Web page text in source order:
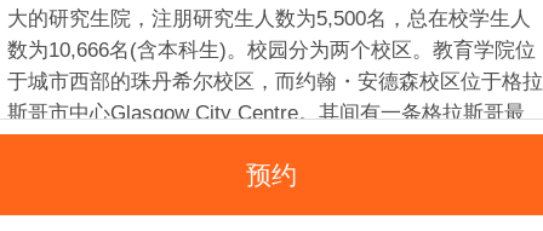
大的研究生院，注朋研究生人数为5,500名，总在校学生人
数为10,666名(含本科生)。校园分为两个校区。教育学院位
于城市西部的珠丹希尔校区，而约翰・安德森校区位于格拉
斯哥市中心Glasgow City Centre。其间有一条格拉斯哥最
大礼堂被视为维多利亚时代新歌德式建筑的典范之作。
预约